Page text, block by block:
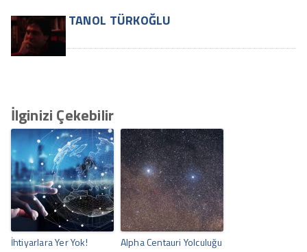
TANOL TÜRKOĞLU
İlginizi Çekebilir
İhtiyarlara Yer Yok! Alpha Centauri Yolculuğu